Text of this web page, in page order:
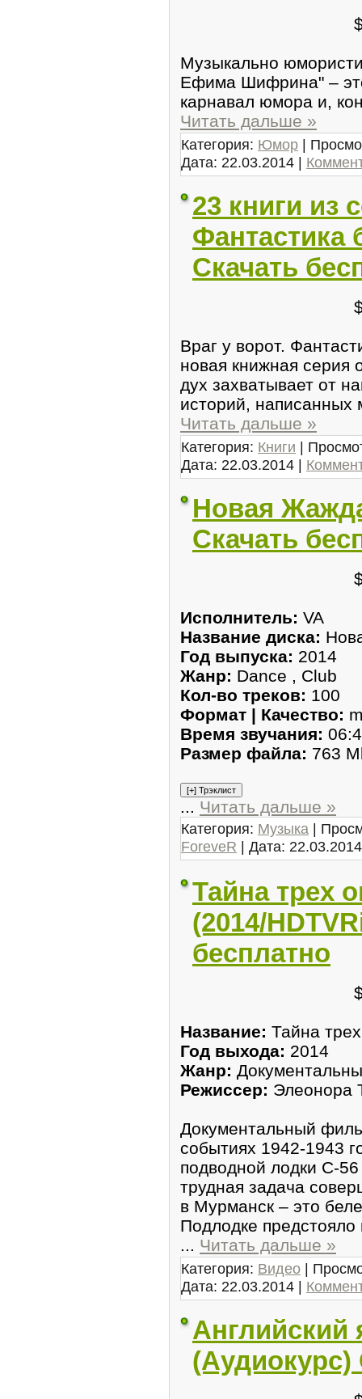
Музыкально
Ефима Шифрина" –
карнавал юмора и,
Читать дальше »
Категория: Юмор |
Дата: 22.03.2014 |
23 книги из
Фантастика
Скачать
Враг у ворот.
новая книжная серия
дух захватывает от
историй,
Читать дальше »
Категория: Книги |
Дата: 22.03.2014 |
Новая
Скачать
Исполнитель: VA
Название диска:
Год выпуска: 2014
Жанр: Dance , Club
Кол-во треков: 100
Формат | Качество:
Время звучания:
Размер файла: 763
... Читать дальше »
Категория: Музыка |
ForeveR | Дата: 22.03.2014
Тайна трех
(2014/
бесплатно
Название: Тайна
Год выхода: 2014
Жанр:
Режиссер: Элеонора
Документальный
событиях 1942-1943
подводной лодки С-
трудная задача
в Мурманск – это
Подлодке
... Читать дальше »
Категория: Видео |
Дата: 22.03.2014 |
Английский
(Аудиокурс)